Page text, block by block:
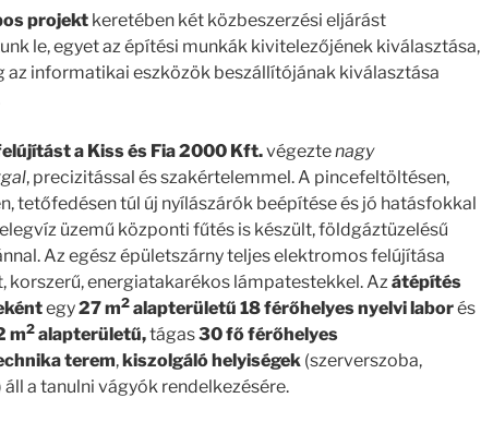
projekt keretében két közbeszerzési eljárást
le, egyet az építési munkák kivitelezőjének kiválasztása,
az informatikai eszközök beszállítójának kiválasztása
a Kiss és Fia 2000 Kft.végeztenagy
, precizitással és szakértelemmel. A pincefeltöltésen,
tetőfedésen túl új nyílászárók beépítése és jó hatásfokkal
üzemű központi fűtés is készült, földgáztüzelésű
Az egész épületszárny teljes elektromos felújítása
korszerű, energiatakarékos lámpatestekkel. Az átépítés
egy27 m2 alapterületű 18 férőhelyes nyelvi laborés
m2 alapterületű,tágas30 fő férőhelyes
terem,kiszolgáló helyiségek (szerverszoba,
a tanulni vágyók rendelkezésére.